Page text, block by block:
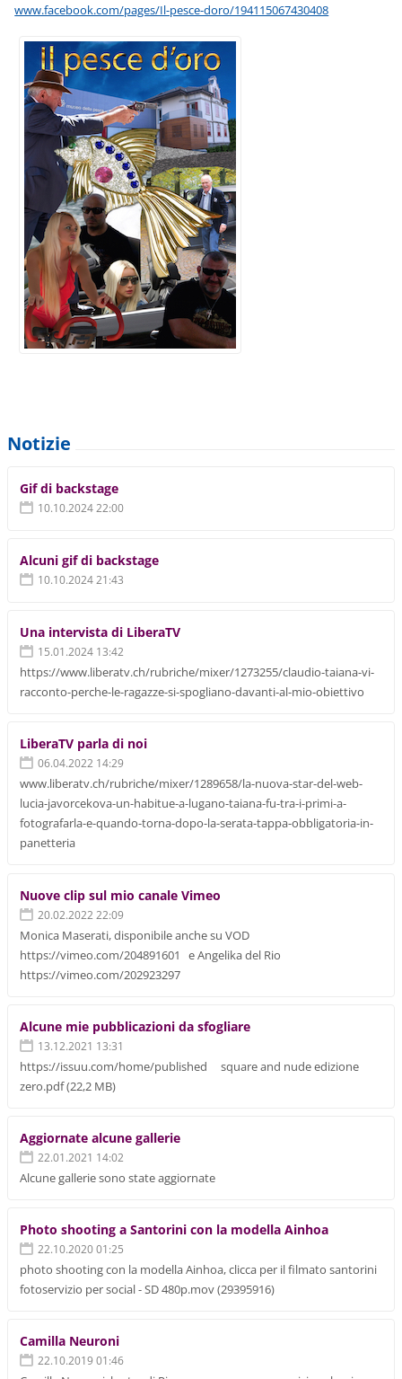
www.facebook.com/pages/Il-pesce-doro/194115067430408
Notizie
Gif di backstage
10.10.2024 22:00
Alcuni gif di backstage
10.10.2024 21:43
Una intervista di LiberaTV
15.01.2024 13:42
https://www.liberatv.ch/rubriche/mixer/1273255/claudio-taiana-vi-
racconto-perche-le-ragazze-si-spogliano-davanti-al-mio-obiettivo
LiberaTV parla di noi
06.04.2022 14:29
www.liberatv.ch/rubriche/mixer/1289658/la-nuova-star-del-web-
lucia-javorcekova-un-habitue-a-lugano-taiana-fu-tra-i-primi-a-
fotografarla-e-quando-torna-dopo-la-serata-tappa-obbligatoria-in-
panetteria
Nuove clip sul mio canale Vimeo
20.02.2022 22:09
Monica Maserati, disponibile anche su VOD
https://vimeo.com/204891601 e Angelika del Rio
https://vimeo.com/202923297
Alcune mie pubblicazioni da sfogliare
13.12.2021 13:31
https://issuu.com/home/published square and nude edizione
zero.pdf (22,2 MB)
Aggiornate alcune gallerie
22.01.2021 14:02
Alcune gallerie sono state aggiornate
Photo shooting a Santorini con la modella Ainhoa
22.10.2020 01:25
photo shooting con la modella Ainhoa, clicca per il filmato santorini
fotoservizio per social - SD 480p.mov (29395916)
Camilla Neuroni
22.10.2019 01:46